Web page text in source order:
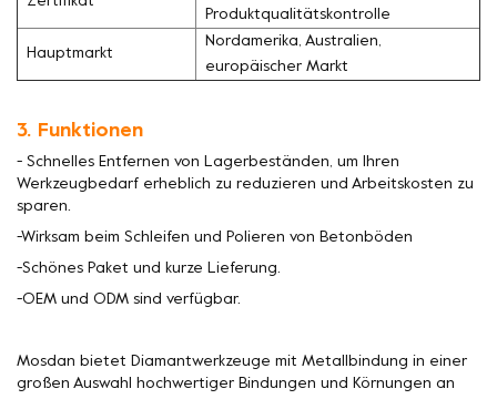
Produktqualitätskontrolle
Hauptmarkt
Nordamerika, Australien,
europäischer Markt
3. Funktionen
- Schnelles Entfernen von Lagerbeständen, um Ihren
Werkzeugbedarf erheblich zu reduzieren und Arbeitskosten zu
sparen.
-Wirksam beim Schleifen und Polieren von Betonböden
-Schönes Paket und kurze Lieferung.
-OEM und ODM sind verfügbar.
Mosdan bietet Diamantwerkzeuge mit Metallbindung in einer
großen Auswahl hochwertiger Bindungen und Körnungen an